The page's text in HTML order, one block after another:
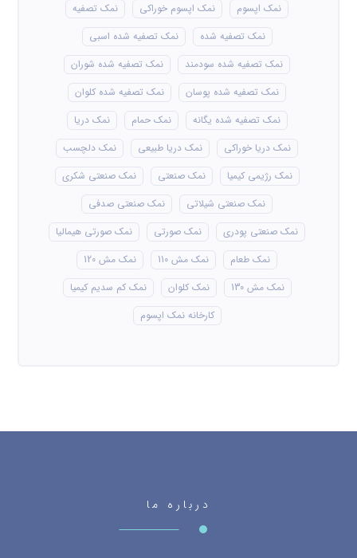
نمک اپسوم
نمک اپسوم خوراکی
نمک تصفیه
نمک تصفیه شده
نمک تصفیه شده اسبی
نمک تصفیه شده سودمند
نمک تصفیه شده شوران
نمک تصفیه شده پوسان
نمک تصفیه شده کلوان
نمک تصفیه شده یگانه
نمک حمام
نمک دریا
نمک دریا خوراکی
نمک دریا طبیعی
نمک دلچسب
نمک رژیمی کیمیا
نمک صنعتی
نمک صنعتی شکری
نمک صنعتی شیلاتی
نمک صنعتی صدفی
نمک صنعتی پودری
نمک صورتی
نمک صورتی هیمالیا
نمک طعام
نمک مش 110
نمک مش 120
نمک مش 130
نمک کلوان
نمک کم سدیم کیمیا
کارخانه نمک اپسوم
درباره ما